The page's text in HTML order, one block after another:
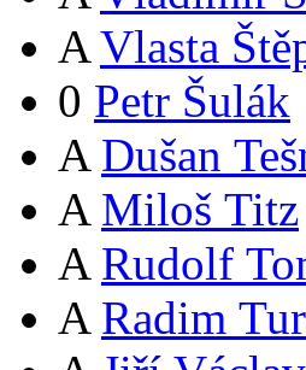
A Vlasta
0 Petr Šulák
A Dušan
A Miloš Titz
A Rudolf
A Radim